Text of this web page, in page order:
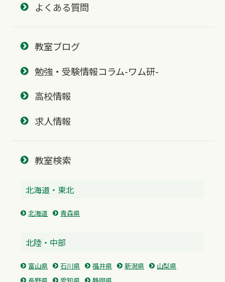
よくある質問
教室ブログ
勉強・受験情報コラム-ワム研-
高校情報
求人情報
教室検索
北海道・東北
北海道 青森県
北陸・中部
富山県 石川県 福井県 新潟県
山梨県